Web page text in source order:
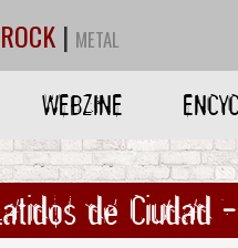
ROCK | METAL
WEBZINE
de Ciudad